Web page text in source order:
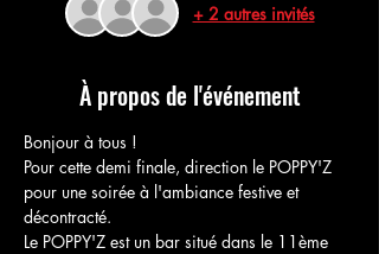
+ 2 autres invités
À propos de l'événement
Bonjour à tous !
Pour cette demi finale, direction le POPPY'Z
pour une soirée à l'ambiance festive et
décontracté.
Le POPPY'Z est un bar situé dans le 11ème